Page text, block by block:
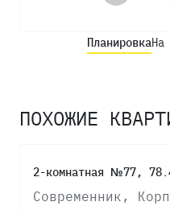
ПланировкаНа
ПОХОЖИЕ
2-комнатная №77,
Современник,